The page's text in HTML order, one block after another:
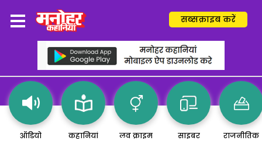
सब्सक्राइब करें
ऑडियो कहानियां लव क्राइम साइबर राजनीतिक